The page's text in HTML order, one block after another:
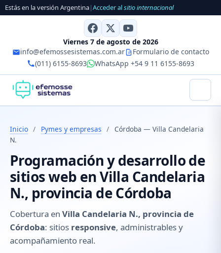
Estás en la versión Argentina|Acceder alsitio internacional
Viernes 7 de agosto de 2026
info@efemossesistemas.com.ar
Formulario de contacto
(011) 6155-8693
WhatsApp +54 9 11 6155-8693
Inicio / Pymes y empresas /
Córdoba — Villa Candelaria
N.
Programación y desarrollo de
sitios web en Villa Candelaria
N., provincia de Córdoba
Cobertura en Villa Candelaria N., provincia de
Córdoba: sitios responsive, administrables y
acompañamiento real.